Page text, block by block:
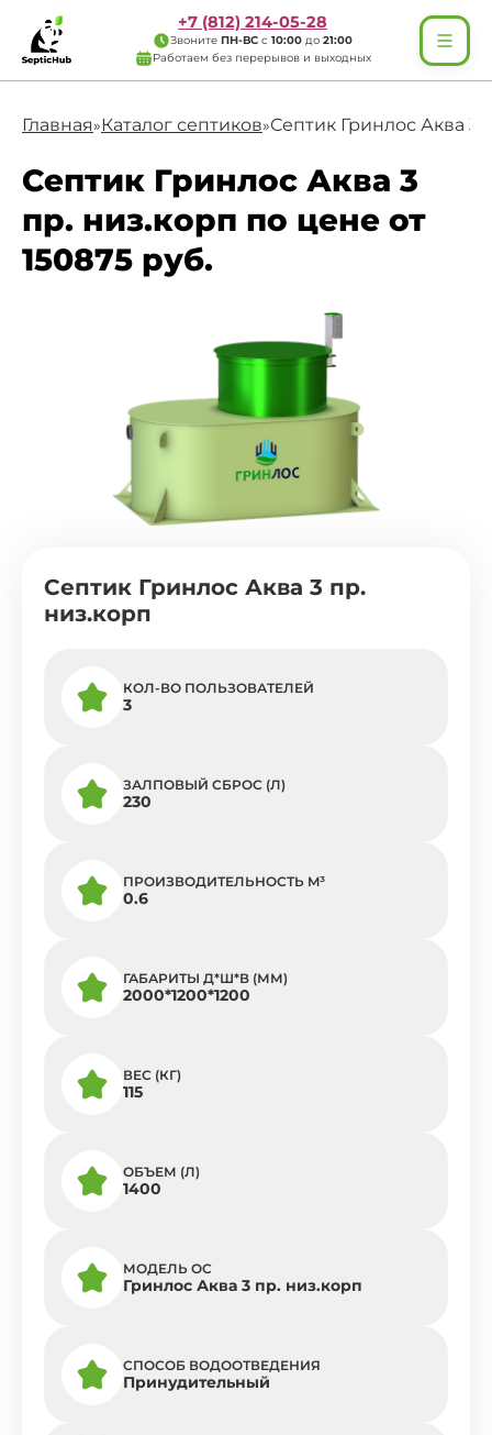
+7 (812) 214-05-28
Звоните ПН-ВС с 10:00 до 21:00
Работаем без перерывов и выходных
Главная»Каталог септиков»Септик Гринлос Аква 3
Септик Гринлос Аква 3
пр. низ.корп по цене от
150875 руб.
Септик Гринлос Аква 3 пр.
низ.корп
КОЛ-ВО ПОЛЬЗОВАТЕЛЕЙ
3
ЗАЛПОВЫЙ СБРОС (Л)
230
ПРОИЗВОДИТЕЛЬНОСТЬ M³
0.6
ГАБАРИТЫ Д*Ш*В (ММ)
2000*1200*1200
ВЕС (КГ)
115
ОБЪЕМ (Л)
1400
МОДЕЛЬ ОС
Гринлос Аква 3 пр. низ.корп
СПОСОБ ВОДООТВЕДЕНИЯ
Принудительный